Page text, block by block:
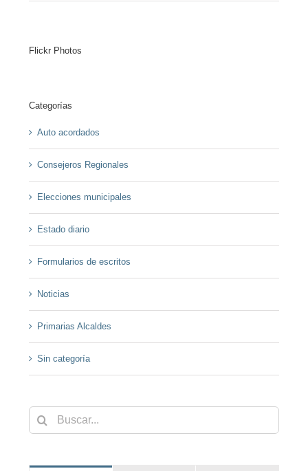
Flickr Photos
Categorías
Auto acordados
Consejeros Regionales
Elecciones municipales
Estado diario
Formularios de escritos
Noticias
Primarias Alcaldes
Sin categoría
Buscar: